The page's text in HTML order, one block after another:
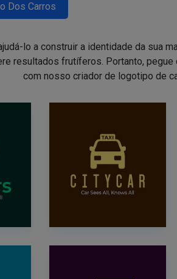
Dos Carros
lo a construir a identidade da sua
resultados frutíferos. Portanto,
com nosso criador de logotipo de